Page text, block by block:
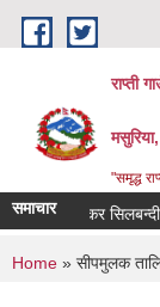
Skip to main content
राप्ती
"समृद्ध
समाचार
कवाडी कर सिलबन्दी
You are
Home » सीपमुलक